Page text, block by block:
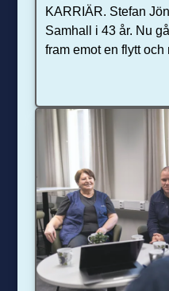
KARRIÄR. Stefan
Samhall i 43 år. Nu
fram emot en flytt